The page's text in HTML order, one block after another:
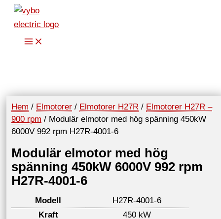
Hoppa
innehåll
Hem / Elmotorer / Elmotorer H27R / Elmotorer H27R –
900 rpm / Modulär elmotor med hög spänning 450kW
6000V 992 rpm H27R-4001-6
Modulär elmotor med hög
spänning 450kW 6000V 992 rpm
H27R-4001-6
Modell
H27R-4001-6
Kraft
450 kW